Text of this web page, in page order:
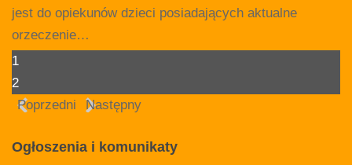
jest do opiekunów dzieci posiadających aktualne
orzeczenie…
1
2
Poprzedni
Następny
Ogłoszenia i komunikaty